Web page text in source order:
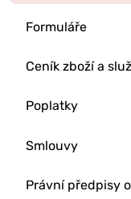
Formuláře
Ceník zboží a
Poplatky
Smlouvy
Právní předpisy